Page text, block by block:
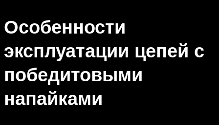
Особенности
эксплуатации цепей с
победитовыми
напайками